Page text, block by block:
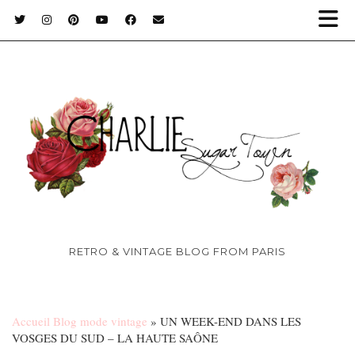
RETRO & VINTAGE BLOG FROM PARIS
Accueil Blog mode vintage » UN WEEK-END DANS LES
VOSGES DU SUD – LA HAUTE SAÔNE